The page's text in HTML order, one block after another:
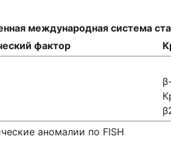
международная система
фактор
аномалии по FISH